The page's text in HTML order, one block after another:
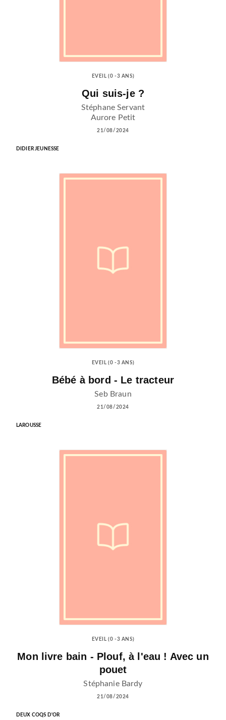
EVEIL (0 -3 ANS)
Qui suis-je ?
Stéphane Servant
Aurore Petit
21/08/2024
DIDIER JEUNESSE
EVEIL (0 -3 ANS)
Bébé à bord - Le tracteur
Seb Braun
21/08/2024
LAROUSSE
EVEIL (0 -3 ANS)
Mon livre bain - Plouf, à l'eau ! Avec un
pouet
Stéphanie Bardy
21/08/2024
DEUX COQS D'OR